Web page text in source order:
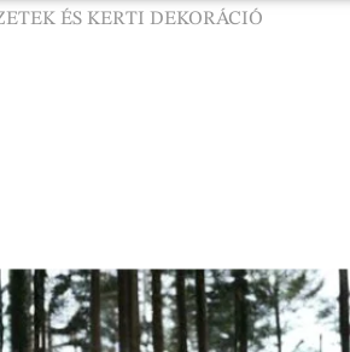
ÉS KERTI DEKORÁCIÓ